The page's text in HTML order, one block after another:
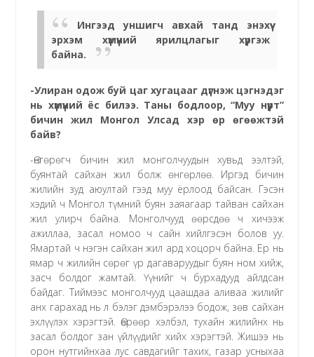
Ингээд уншигч авхай танд энэхүү
эрхэм хүмүүний ярилцлагыг хүргэж
байна.
-Улиран одож буй цаг хугацааг дүгнэж цэгнэдэг
нь хүмүүний ёс билээ. Таны бодлоор, “Муу нүүрт”
бичин жил Монгол Улсад хэр өр өгөөжтэй
байв?
-Өнгөрөгч бичин жил монголчуудын хувьд ээлтэй,
буянтай сайхан жил болж өнгөрлөө. Иргэд бичин
жилийн зуд аюултай гээд муу ёрлоод байсан. Гэсэн
хэдий ч Монгол түмний буян заяагаар тайван сайхан
жил улирч байна. Монголчууд өөрсдөө ч хичээж
ажиллаа, засал номоо ч сайн хийлгэсэн болов уу.
Ямартай ч нэгэн сайхан жил ард хоцорч байна. Ер нь
ямар ч жилийн сөрөг үр дагаваруудыг буян ном хийж,
засч болдог жамтай. Үүнийг ч бурхадууд айлдсан
байдаг. Тиймээс монголчууд цаашдаа аливаа жилийг
анх гарахад нь л бэлэг дэмбэрэлээ бодож, зөв сайхан
эхлүүлэх хэрэгтэй. Өөрөөр хэлбэл, тухайн жилийнх нь
засал болдог зан үйлүүдийг хийх хэрэгтэй. Жишээ нь
орон нутгийнхаа лус савдагийг тахих, газар усныхаа